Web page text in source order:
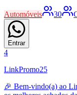
Automóveis 30
Entrar
4
LinkPromo25
🎉 Bem-vindo(a) ao